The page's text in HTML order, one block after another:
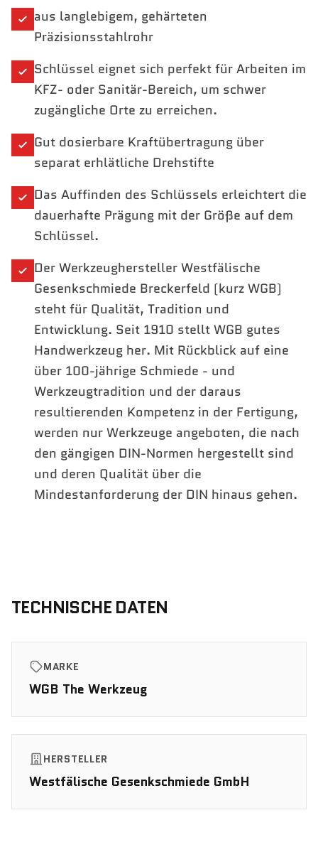
aus langlebigem, gehärteten
Präzisionsstahlrohr
Schlüssel eignet sich perfekt für Arbeiten im
KFZ- oder Sanitär-Bereich, um schwer
zugängliche Orte zu erreichen.
Gut dosierbare Kraftübertragung über
separat erhlätliche Drehstifte
Das Auffinden des Schlüssels erleichtert die
dauerhafte Prägung mit der Größe auf dem
Schlüssel.
Der Werkzeughersteller Westfälische
Gesenkschmiede Breckerfeld (kurz WGB)
steht für Qualität, Tradition und
Entwicklung. Seit 1910 stellt WGB gutes
Handwerkzeug her. Mit Rückblick auf eine
über 100-jährige Schmiede - und
Werkzeugtradition und der daraus
resultierenden Kompetenz in der Fertigung,
werden nur Werkzeuge angeboten, die nach
den gängigen DIN-Normen hergestellt sind
und deren Qualität über die
Mindestanforderung der DIN hinaus gehen.
TECHNISCHE DATEN
MARKE
WGB The Werkzeug
HERSTELLER
Westfälische Gesenkschmiede GmbH